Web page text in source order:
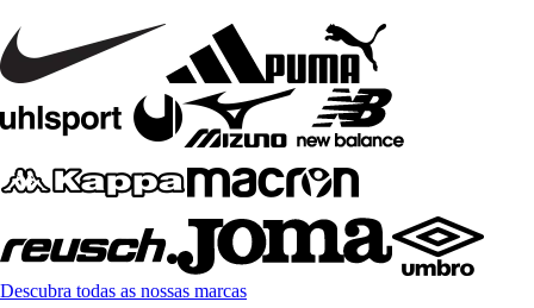
Descubra todas as nossas marcas